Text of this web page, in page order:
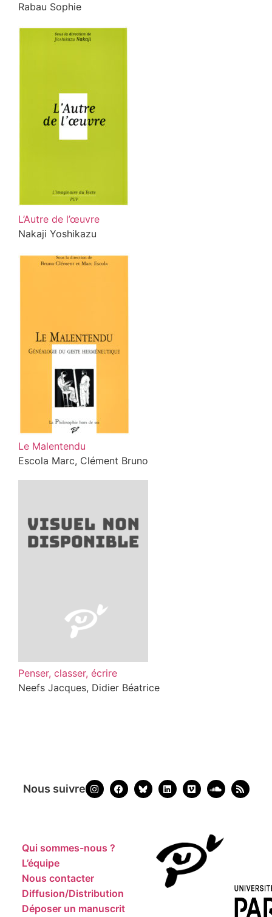
Rabau Sophie
L’Autre de l’œuvre
Nakaji Yoshikazu
Le Malentendu
Escola Marc, Clément Bruno
Penser, classer, écrire
Neefs Jacques, Didier Béatrice
Nous suivre
Qui sommes-nous ?
L’équipe
Nous contacter
Diffusion/Distribution
Déposer un manuscrit